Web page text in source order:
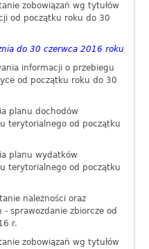
zobowiązań wg tytułów
od początku roku do 30
do 30 czerwca 2016 roku
informacji o przebiegu
od początku roku do 30
planu dochodów
terytorialnego od początku
planu wydatków
terytorialnego od początku
należności oraz
sprawozdanie zbiorcze od
r.
zobowiązań wg tytułów